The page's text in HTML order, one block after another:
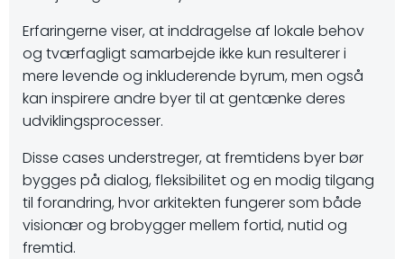
Erfaringerne viser, at inddragelse af lokale behov
og tværfagligt samarbejde ikke kun resulterer i
mere levende og inkluderende byrum, men også
kan inspirere andre byer til at gentænke deres
udviklingsprocesser.
Disse cases understreger, at fremtidens byer bør
bygges på dialog, fleksibilitet og en modig tilgang
til forandring, hvor arkitekten fungerer som både
visionær og brobygger mellem fortid, nutid og
fremtid.